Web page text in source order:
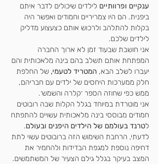
ענקיים ופרוותיים לילדים שיכולים לדבר איתם
ביפנית. הם היו צמריריים וחמודים ואפשר היה
בקלות להתלהב ולרכוש אותם כצעצוע מדליק
לילדים שלכם.
אני חושבת שבעוד זמן לא ארוך החברה
המפתחת אותם תשלב בהם בינה מלאכותית והם
יעברו לשלב הבא, המטריד לטעמי, של החלפת
חלק ממערכות היחסים של ילדים עם חבריהם,
ממש כפי שחוזה הספר ׳קלרה והשמש׳.
אני מוטרדת במיוחד בגלל הקלות שבה רובוטים
חמודים מבוססי בינה מלאכותית עשויים להתפתח
לטרנד בעולמם של הילדים היפנים ובעולם.
לדעתי, הרחבת השימוש הזה ברובוטים עשוי לתת
דחיפה נוספת למגפת הבדידות ולהחמיר את
המצב בעיקר בגלל גילם הצעיר של המשתמשים.